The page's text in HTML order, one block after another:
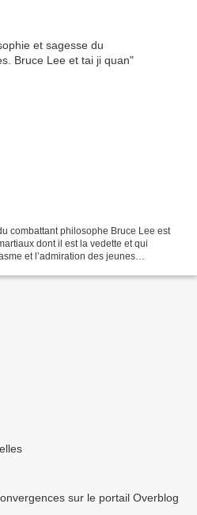
combattant philosophe Bruce Lee est
dont il est la vedette et qui
et l’admiration des jeunes
sur le portail Overblog